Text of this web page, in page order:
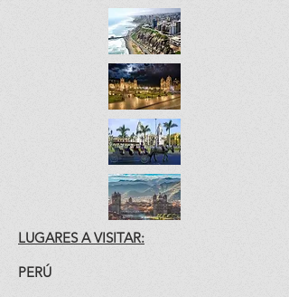
LUGARES A VISITAR:
PERÚ